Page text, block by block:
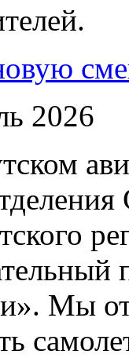
2026
Мы